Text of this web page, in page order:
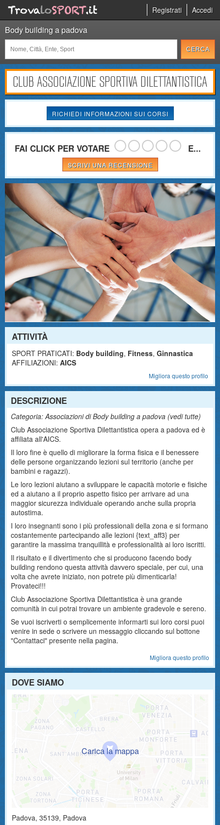
Registrati Accedi
Body building a padova
CLUB ASSOCIAZIONE SPORTIVA DILETTANTISTICA
RICHIEDI INFORMAZIONI SUI CORSI
FAI CLICK PER VOTARE E...
SCRIVI UNA RECENSIONE
ATTIVITÀ
SPORT PRATICATI: Body building, Fitness, Ginnastica
AFFILIAZIONI: AICS
Migliora questo profilo
DESCRIZIONE
Categoria: Associazioni di Body building a padova (vedi tutte)
Club Associazione Sportiva Dilettantistica opera a padova ed è
affiliata all'AICS.
Il loro fine è quello di migliorare la forma fisica e il benessere
delle persone organizzando lezioni sul territorio (anche per
bambini e ragazzi).
Le loro lezioni aiutano a sviluppare le capacità motorie e fisiche
ed a aiutano a il proprio aspetto fisico per arrivare ad una
maggior sicurezza individuale operando anche sulla propria
autostima.
I loro insegnanti sono i più professionali della zona e si formano
costantemente partecipando alle lezioni {text_aff3} per
garantire la massima tranquillità e professionalità ai loro iscritti.
Il risultato e il divertimento che si producono facendo body
building rendono questa attività davvero speciale, per cui, una
volta che avrete iniziato, non potrete più dimenticarla!
Provateci!!!
Club Associazione Sportiva Dilettantistica è una grande
comunità in cui potrai trovare un ambiente gradevole e sereno.
Se vuoi iscriverti o semplicemente informarti sui loro corsi puoi
venire in sede o scrivere un messaggio cliccando sul bottone
"Contattaci" presente nella pagina.
Migliora questo profilo
DOVE SIAMO
Padova, 35139, Padova